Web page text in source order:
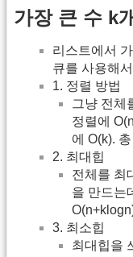
가장 큰 수 k
리스트에서
큐를 사용해
1. 정렬 방법
그냥 전체
정렬에
에 O(k).
2. 최대힙
전체를 최
을 만드는
3. 최소힙
최대힙을